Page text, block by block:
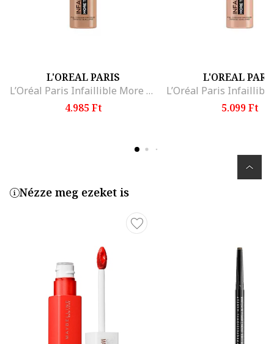
L'OREAL PARIS
L’Oréal Paris Infaillible More Than Concealer korrektor, Cashew
4.985 Ft
L'OREAL
5.099 Ft
Nézze meg ezeket is